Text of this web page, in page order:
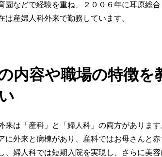
園などで経験を重ね、２００６年に耳原総合
産婦人科外来で勤務しています。
内容や職場の特徴を
来は「産科」と「婦人科」の両方があります
に外来と病棟があり、産科ではお母さんと
、婦人科では短期入院を実現し、さらに美